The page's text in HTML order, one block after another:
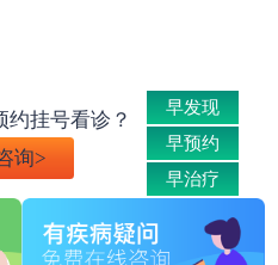
约挂号看诊？
询>
早发现
早预约
早治疗